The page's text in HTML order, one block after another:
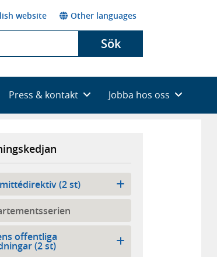
website Other languages
Sök
Press & kontakt Jobba hos oss
(2 st)
offentliga
(2 st)